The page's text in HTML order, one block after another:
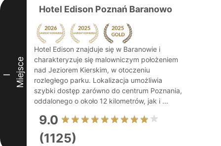
I Miejsce
Hotel Edison Poznań Baranowo
Hotel Edison znajduje się w Baranowie i
charakteryzuje się malowniczym położeniem
nad Jeziorem Kierskim, w otoczeniu
rozległego parku. Lokalizacja umożliwia
szybki dostęp zarówno do centrum Poznania,
oddalonego o około 12 kilometrów, jak i ...
9.0
(1125)